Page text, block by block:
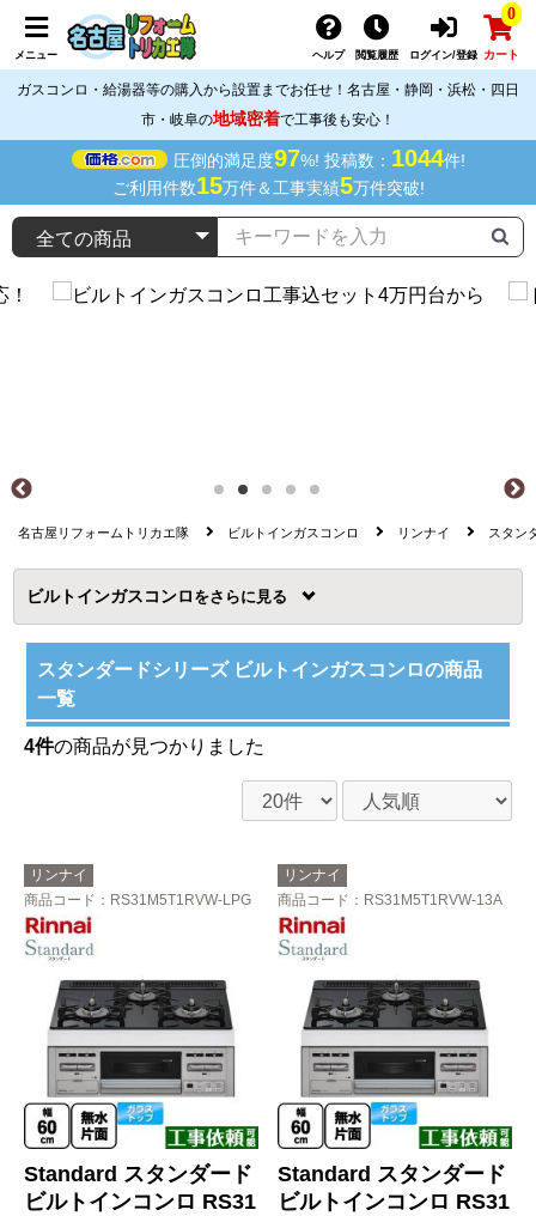
メニュー ヘルプ 閲覧履歴 ログイン/登録
0
カート
ガスコンロ・給湯器等の購入から設置までお任せ！名古屋・静岡・浜松・四日
市・岐阜の地域密着で工事後も安心！
圧倒的満足度97%! 投稿数： 1044件!
ご利用件数15万件＆工事実績5万件突破!
名古屋リフォームトリカエ隊 ビルトインガスコンロ リンナイ スタン
ビルトインガスコンロ を
スタンダードシリーズ ビルトインガスコンロの商品
一覧
4件の商品が見つかりました
リンナイ
商品コード ：RS31M5T1RVW-LPG
Standard スタンダード
ビルトインコンロ RS31
リンナイ
商品コード ：RS31M5T1RVW-13A
Standard スタンダード
ビルトインコンロ RS31